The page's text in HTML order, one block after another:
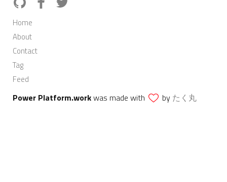
Home
About
Contact
Tag
Feed
Power Platform.workwas made with by たく丸